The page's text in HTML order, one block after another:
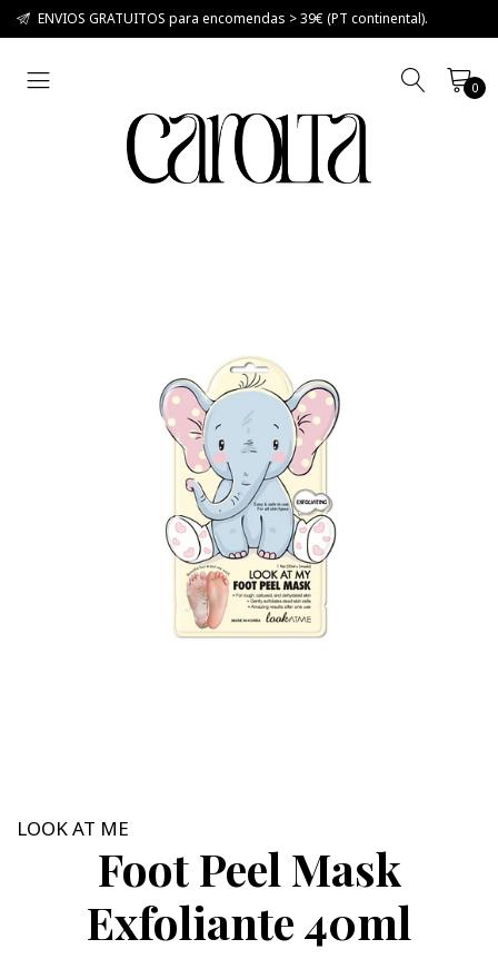
ENVIOS GRATUITOS para encomendas > 39€ (PT continental).
0
LOOK AT ME
Foot Peel Mask
Exfoliante 40ml